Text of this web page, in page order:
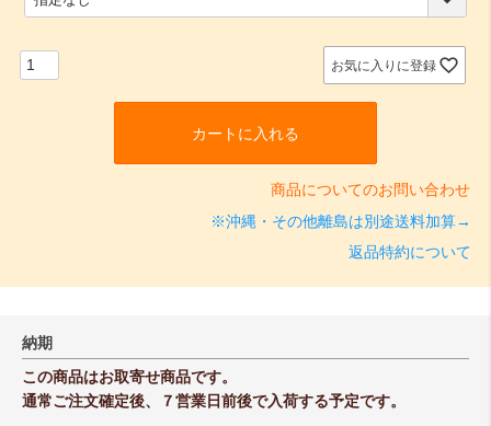
お気に入りに登録
カートに入れる
商品についてのお問い合わせ
※沖縄・その他離島は別途送料加算→
返品特約について
納期
この商品はお取寄せ商品です。
通常ご注文確定後、７営業日前後で入荷する予定です。